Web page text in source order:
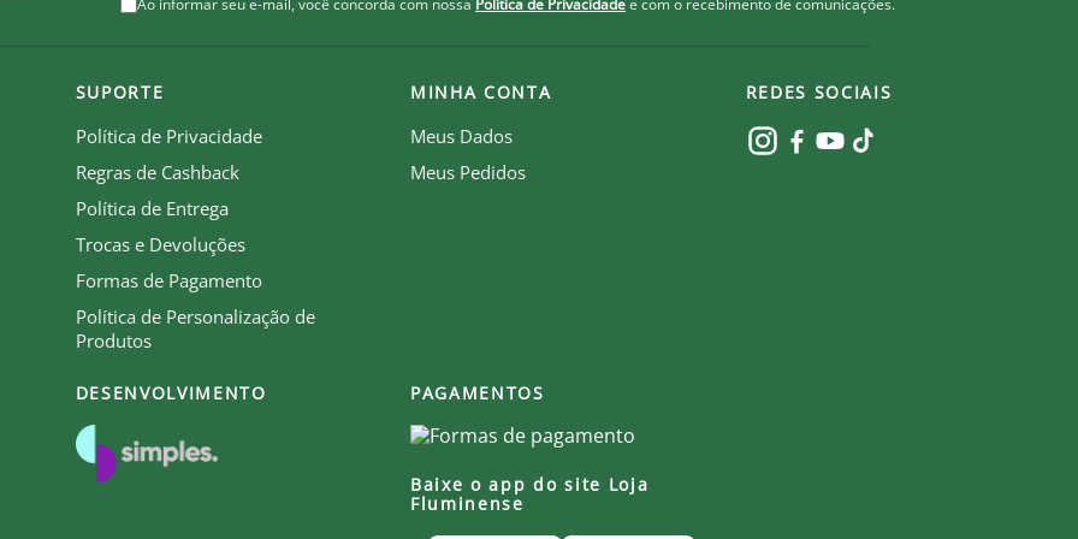
Ao informar seu e-mail, você concorda com nossa Política de Privacidadee com o recebimento de comunicações.
SUPORTE
Política de Privacidade
Regras de Cashback
Política de Entrega
Trocas e Devoluções
Formas de Pagamento
Política de Personalização de
Produtos
MINHA CONTA
Meus Dados
Meus Pedidos
REDES SOCIAIS
DESENVOLVIMENTO PAGAMENTOS
Baixe o app do site Loja
Fluminense